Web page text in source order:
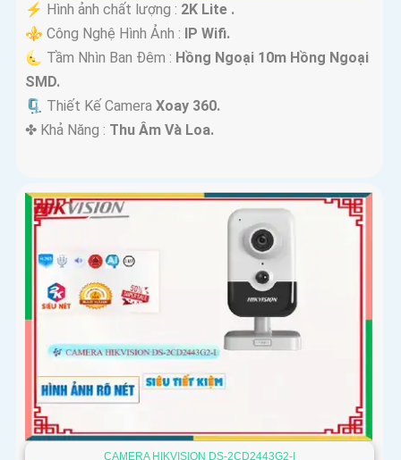
️⚡ Hình ảnh chất lượng : 2K Lite .
⚜️ Công Nghệ Hình Ảnh :
IP Wifi.
🌜 Tầm Nhìn Ban Đêm : Hồng Ngoại 10m Hồng Ngoại
SMD.
🗜️ Thiết Kế Camera Xoay 360.
️✤ Khả Năng : Thu Âm Và Loa.
CAMERA HIKVISION DS-2CD2443G2-I